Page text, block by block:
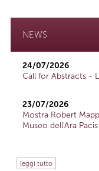
NEWS
24/07/2026
Call for Abstracts -
23/07/2026
Mostra Robert
Museo dell'Ara
leggi tutto